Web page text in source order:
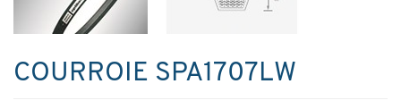
COURROIE SPA1707LW